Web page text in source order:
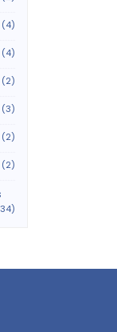
(4)
(4)
(2)
(3)
(2)
(2)